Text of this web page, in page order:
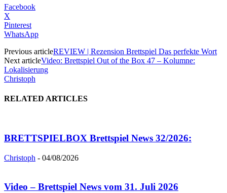
Facebook
X
Pinterest
WhatsApp
Previous articleREVIEW | Rezension Brettspiel Das perfekte Wort
Next articleVideo: Brettspiel Out of the Box 47 – Kolumne:
Lokalisierung
Christoph
RELATED ARTICLES
BRETTSPIELBOX Brettspiel News 32/2026:
Christoph - 04/08/2026
Video – Brettspiel News vom 31. Juli 2026